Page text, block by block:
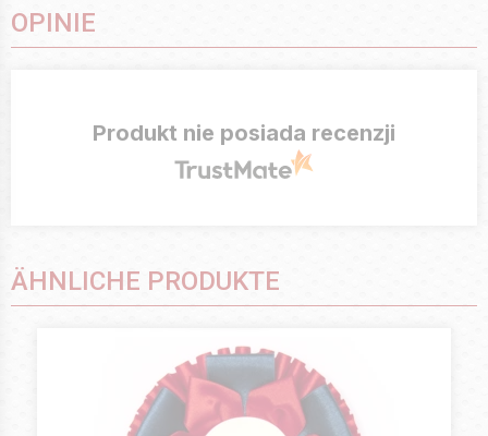
OPINIE
Produkt nie posiada recenzji
ÄHNLICHE PRODUKTE